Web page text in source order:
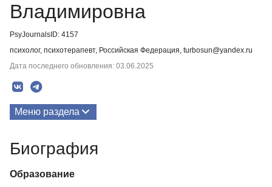
Владимировна
PsyJournalsID: 4157
психолог, психотерапевт, Российская Федерация, turbosun@yandex.ru
Дата последнего обновления: 03.06.2025
Меню раздела
Биография
Биография
Образование